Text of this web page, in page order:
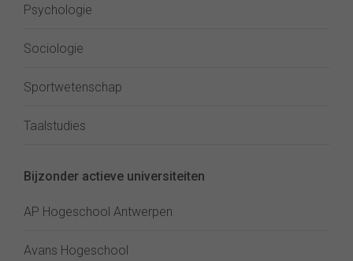
Psychologie
Sociologie
Sportwetenschap
Taalstudies
Bijzonder actieve universiteiten
AP Hogeschool Antwerpen
Avans Hogeschool